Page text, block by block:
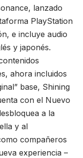
lanzado
PlayStation
e incluye audio
y japonés.
ahora incluidos
base, Shining
con el Nuevo
a la
y al
compañeros
experiencia –